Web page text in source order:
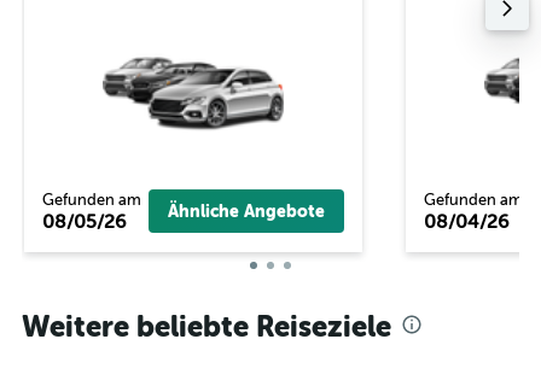
Gefunden am
08/05/26 Ähnliche Angebote
Gefunden am
08/04/26
Weitere beliebte Reiseziele